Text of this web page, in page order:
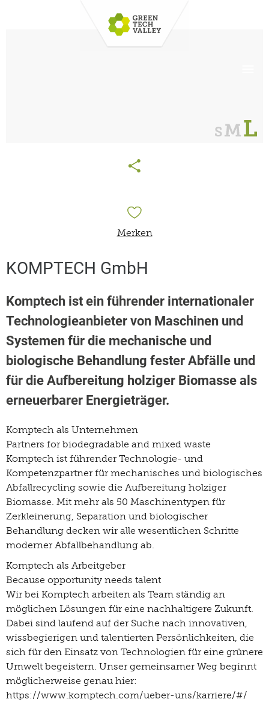
Merken
KOMPTECH GmbH
Komptech ist ein führender internationaler
Technologieanbieter von Maschinen und
Systemen für die mechanische und
biologische Behandlung fester Abfälle und
für die Aufbereitung holziger Biomasse als
erneuerbarer Energieträger.
Komptech als Unternehmen
Partners for biodegradable and mixed waste
Komptech ist führender Technologie- und
Kompetenzpartner für mechanisches und biologisches
Abfallrecycling sowie die Aufbereitung holziger
Biomasse. Mit mehr als 50 Maschinentypen für
Zerkleinerung, Separation und biologischer
Behandlung decken wir alle wesentlichen Schritte
moderner Abfallbehandlung ab.
Komptech als Arbeitgeber
Because opportunity needs talent
Wir bei Komptech arbeiten als Team ständig an
möglichen Lösungen für eine nachhaltigere Zukunft.
Dabei sind laufend auf der Suche nach innovativen,
wissbegierigen und talentierten Persönlichkeiten, die
sich für den Einsatz von Technologien für eine grünere
Umwelt begeistern. Unser gemeinsamer Weg beginnt
möglicherweise genau hier:
https://www.komptech.com/ueber-uns/karriere/#/